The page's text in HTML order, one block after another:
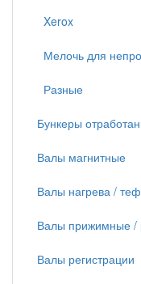
Xerox
Мелочь для
Разные
Бункеры
Валы магнитные
Валы нагрева /
Валы прижимные /
Валы регистрации